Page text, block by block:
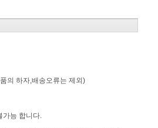
의 하자,배송오류는 제외)
가능 합니다.